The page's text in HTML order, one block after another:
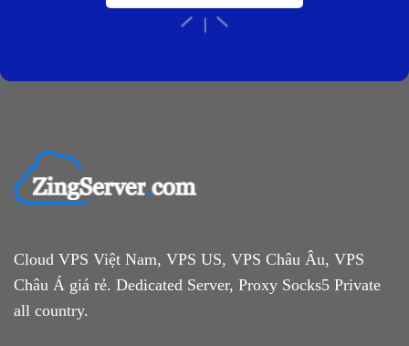
Cloud VPS Việt Nam, VPS US, VPS Châu Âu, VPS
Châu Á giá rẻ. Dedicated Server, Proxy Socks5 Private
all country.